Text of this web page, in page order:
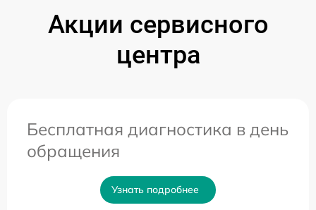
Акции сервисного
центра
Бесплатная диагностика в день
обращения
Узнать подробнее